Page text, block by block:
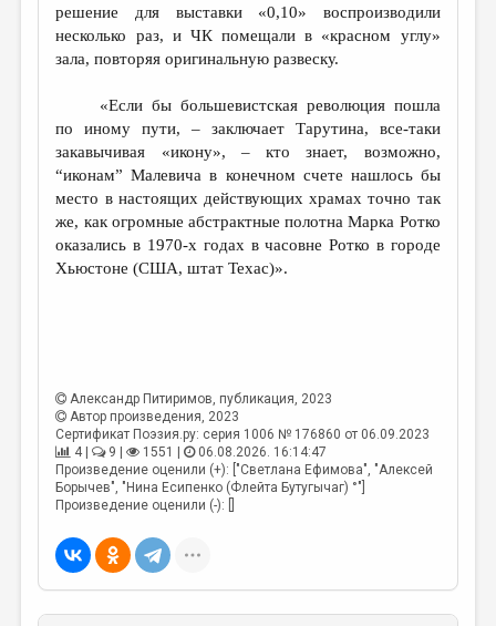
решение для выставки «0,10» воспроизводили
несколько раз, и ЧК помещали в «красном углу»
зала, повторяя оригинальную развеску.
«Если бы большевистская революция пошла
по иному пути, – заключает Тарутина, все-таки
закавычивая «икону», – кто знает, возможно,
“иконам” Малевича в конечном счете нашлось бы
место в настоящих действующих храмах точно так
же, как огромные абстрактные полотна Марка Ротко
оказались в 1970-х годах в часовне Ротко в городе
Хьюстоне (США, штат Техас)».
Александр Питиримов, публикация, 2023
Автор произведения, 2023
Сертификат Поэзия.ру: серия 1006 № 176860 от 06.09.2023
4 |
9 | 1551 |
06.08.2026. 16:14:47
Произведение оценили (+): ["Светлана Ефимова", "Алексей
Борычев", "Нина Есипенко (Флейта Бутугычаг) °"]
Произведение оценили (-): []